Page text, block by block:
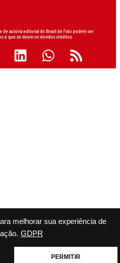
melhorar sua experiência de
GDPR
PERMITIR
de autoria editorial do Brasil de Fato podem ser
e que se deem os devidos créditos.